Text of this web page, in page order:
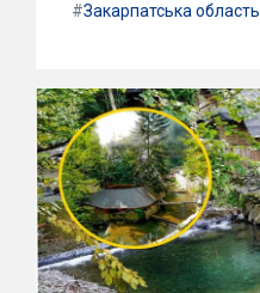
#Закарпатська область